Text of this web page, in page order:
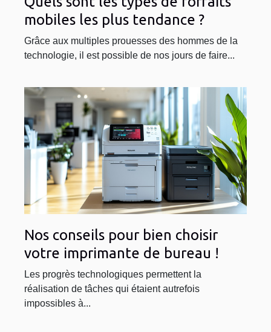
mobiles les plus tendance ?
Grâce aux multiples prouesses des hommes de la
technologie, il est possible de nos jours de faire...
Nos conseils pour bien choisir
votre imprimante de bureau !
Les progrès technologiques permettent la
réalisation de tâches qui étaient autrefois
impossibles à...